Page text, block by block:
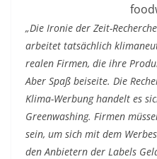
„Die Ironie der Zeit-
arbeitet tatsächlich
realen Firmen, die ihre
Aber Spaß beiseite. Die
Klima-Werbung handelt es
Greenwashing. Firmen
sein, um sich mit dem
den Anbietern der Labels